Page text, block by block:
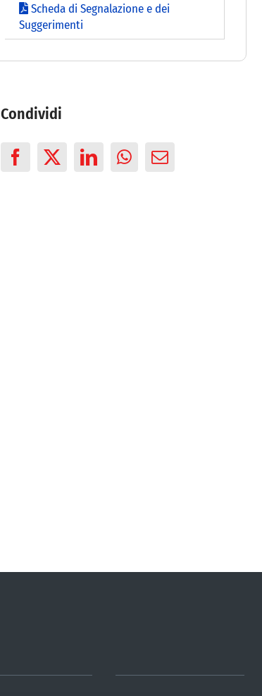
Scheda di Segnalazione e dei
Suggerimenti
Condividi